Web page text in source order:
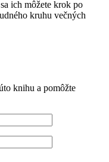
ich môžete krok po
kruhu večných
knihu a pomôžte